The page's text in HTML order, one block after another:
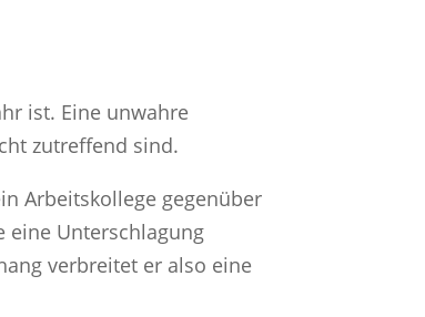
ist. Eine unwahre
zutreffend sind.
Arbeitskollege gegenüber
eine Unterschlagung
verbreitet er also eine